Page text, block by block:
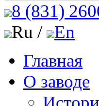
8 (831)
Ru /
En
Главная
О заводе